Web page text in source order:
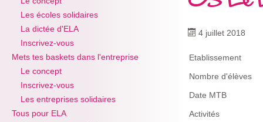
Les écoles solidaires
La dictée d'ELA
Inscrivez-vous
Mets tes baskets dans l'entreprise
Le concept
Inscrivez-vous
Les entreprises solidaires
Tous pour ELA
4 juillet 2018
Etablissement
Nombre d'élèves
Date MTB
Activités